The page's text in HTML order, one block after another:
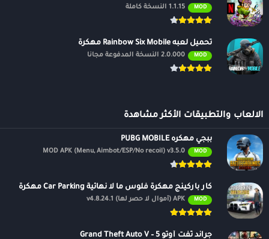
MOD 1.1.15 النسخة كاملة
تحميل لعبه Rainbow Six Mobile مهكرة
MOD 2.0.000 النسخة المدفوعة مجانًا
الالعاب والتطبيقات الأكثر مشاهدة
ببجي مهكره PUBG MOBILE
MOD
MOD APK (Menu, Aimbot/ESP/No recoil) v3.5.0
كار باركينج مهكرة فلوس ما لا نهائية Car Parking مهكرة
MOD APK (أموال لا حصر لها) v4.8.24.1
جراند ثفت أوتو 5 – Grand Theft Auto V